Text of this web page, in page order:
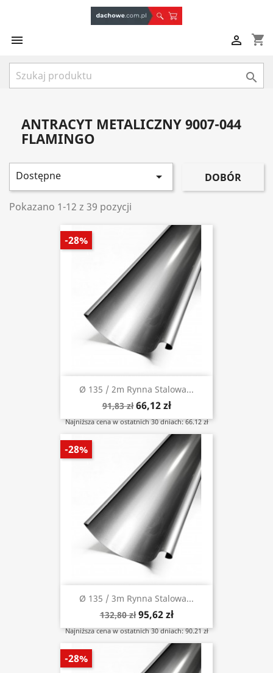
 shopping_cart


ANTRACYT METALICZNY 9007-044
FLAMINGO
Dostępne  DOBÓR
Pokazano 1-12 z 39 pozycji
Ø 135 / 2m Rynna Stalowa...
91,83 zł 66,12 zł
Najniższa cena w ostatnich 30 dniach: 66.12 zł
-28%
Ø 135 / 3m Rynna Stalowa...
132,80 zł 95,62 zł
Najniższa cena w ostatnich 30 dniach: 90.21 zł
-28%
-28%